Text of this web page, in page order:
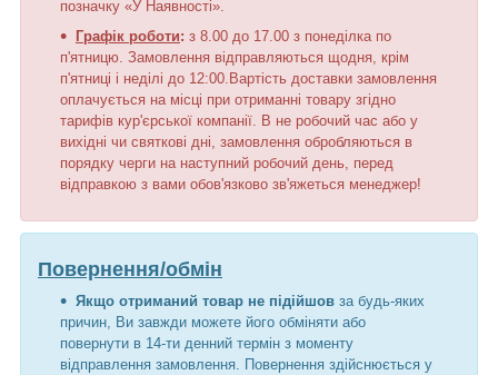
позначку «У Наявності».
Графік роботи: з 8.00 до 17.00 з понеділка по
п'ятницю. Замовлення відправляються щодня, крім
п'ятниці і неділі до 12:00.Вартість доставки замовлення
оплачується на місці при отриманні товару згідно
тарифів кур'єрської компанії. В не робочий час або у
вихідні чи святкові дні, замовлення обробляються в
порядку черги на наступний робочий день, перед
відправкою з вами обов'язково зв'яжеться менеджер!
Повернення/обмін
Якщо отриманий товар не підійшов за будь-яких
причин, Ви завжди можете його обміняти або
повернути в 14-ти денний термін з моменту
відправлення замовлення. Повернення здійснюється у